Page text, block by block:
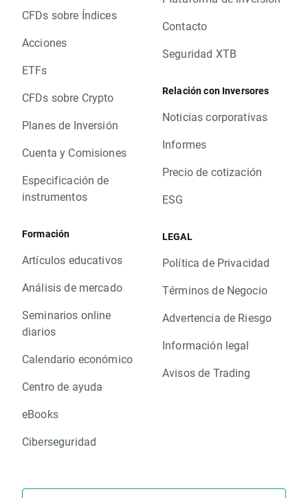
CFDs sobre Índices
Acciones
ETFs
CFDs sobre Crypto
Planes de Inversión
Cuenta y Comisiones
Especificación de
instrumentos
Formación
Artículos educativos
Análisis de mercado
Seminarios online
diarios
Calendario económico
Centro de ayuda
eBooks
Ciberseguridad
Contacto
Seguridad XTB
Relación con Inversores
Noticias corporativas
Informes
Precio de cotización
ESG
LEGAL
Política de Privacidad
Términos de Negocio
Advertencia de Riesgo
Información legal
Avisos de Trading